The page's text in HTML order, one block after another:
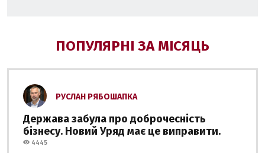
ПОПУЛЯРНІ ЗА МІСЯЦЬ
РУСЛАН РЯБОШАПКА
Держава забула про доброчесність
бізнесу. Новий Уряд має це виправити.
4445